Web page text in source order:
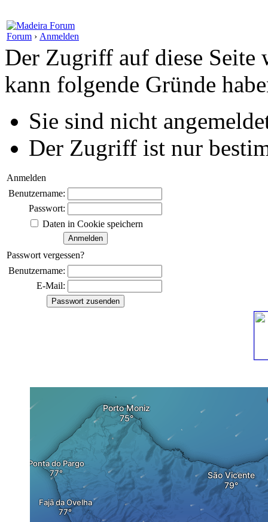
Forum › Anmelden
Der Zugriff auf diese Seite
kann folgende Gründe
Sie sind nicht
Der Zugriff ist nur
Anmelden
Benutzername:
Passwort:
Daten in Cookie speichern
Passwort vergessen?
Benutzername:
E-Mail: